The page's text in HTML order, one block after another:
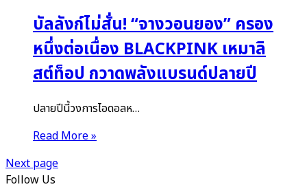
บัลลังก์ไม่สั่น! “จางวอนยอง” ครอง
หนึ่งต่อเนื่อง BLACKPINK เหมาลิ
สต์ท็อป กวาดพลังแบรนด์ปลายปี
ปลายปีนี้วงการไอดอลห…
Read More »
Next page
Follow Us